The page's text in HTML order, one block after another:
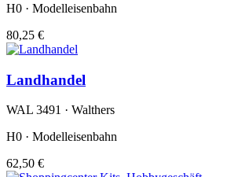
H0 · Modelleisenbahn
80,25 €
Landhandel
WAL 3491 · Walthers
H0 · Modelleisenbahn
62,50 €